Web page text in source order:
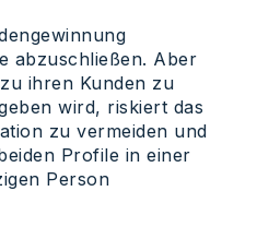
abzuschließen. Aber
ihren Kunden zu
wird, riskiert das
zu vermeiden und
Profile in einer
Person